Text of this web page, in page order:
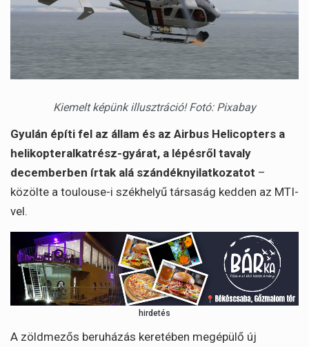
Kiemelt képünk illusztráció! Fotó: Pixabay
Gyulán építi fel az állam és az Airbus Helicopters a
helikopteralkatrész-gyárat, a lépésről tavaly
decemberben írtak alá szándéknyilatkozatot –
közölte a toulouse-i székhelyű társaság kedden az MTI-
vel.
hirdetés
A zöldmezős beruházás keretében megépülő új